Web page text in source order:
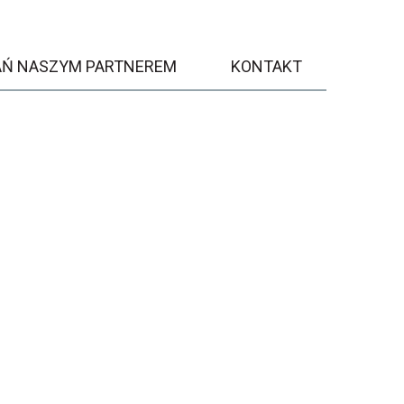
NASZYM PARTNEREM KONTAKT